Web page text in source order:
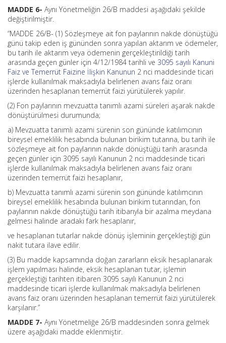
MADDE 6- Aynı Yönetmeliğin 26/B maddesi aşağıdaki şekilde
değiştirilmiştir.
“MADDE 26/B- (1) Sözleşmeye ait fon paylarının nakde dönüştüğü
günü takip eden iş gününden sonra yapılan aktarım ve ödemeler,
bu tarih ile aktarım veya ödemenin gerçekleştirildiği tarih
arasında geçen günler için 4/12/1984 tarihli ve 3095 sayılı Kanuni
Faiz ve Temerrüt Faizine İlişkin Kanunun 2 nci maddesinde ticari
işlerde kullanılmak maksadıyla belirlenen avans faiz oranı
üzerinden hesaplanan temerrüt faizi yürütülerek yapılır.
(2) Fon paylarının mevzuatta tanımlı azami süreleri aşarak nakde
dönüştürülmesi durumunda;
a) Mevzuatta tanımlı azami sürenin son gününde katılımcının
bireysel emeklilik hesabında bulunan birikim tutarına, bu tarih ile
sözleşmeye ait fon paylarının nakde dönüştüğü tarih arasında
geçen günler için 3095 sayılı Kanunun 2 nci maddesinde ticari
işlerde kullanılmak maksadıyla belirlenen avans faiz oranı
üzerinden temerrüt faizi hesaplanır,
b) Mevzuatta tanımlı azami sürenin son gününde katılımcının
bireysel emeklilik hesabında bulunan birikim tutarından, fon
paylarının nakde dönüştüğü tarih itibarıyla bir azalma meydana
gelmesi halinde aradaki fark hesaplanır,
ve hesaplanan tutarlar nakde dönüş işleminin gerçekleştiği gün
nakit tutara ilave edilir.
(3) Bu madde kapsamında doğan zararların eksik hesaplanarak
işlem yapılması halinde, eksik hesaplanan tutar, işlemin
gerçekleştiği tarihten itibaren 3095 sayılı Kanunun 2 nci
maddesinde ticari işlerde kullanılmak maksadıyla belirlenen
avans faiz oranı üzerinden hesaplanan temerrüt faizi yürütülerek
karşılanır.”
MADDE 7- Aynı Yönetmeliğe 26/B maddesinden sonra gelmek
üzere aşağıdaki madde eklenmiştir.